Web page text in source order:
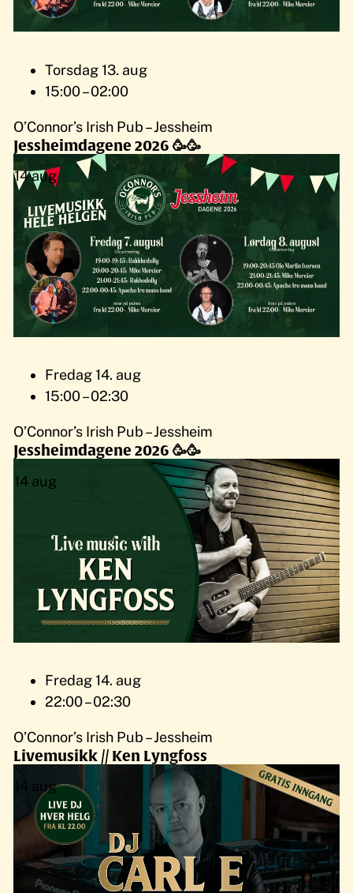
Torsdag 13. aug
15:00 – 02:00
O’Connor’s Irish Pub – Jessheim
Jessheimdagene 2026 🥳🥳
14aug
Fredag 14. aug
15:00 – 02:30
O’Connor’s Irish Pub – Jessheim
Jessheimdagene 2026 🥳🥳
14 aug
Fredag 14. aug
22:00 – 02:30
O’Connor’s Irish Pub – Jessheim
Livemusikk // Ken Lyngfoss
aug